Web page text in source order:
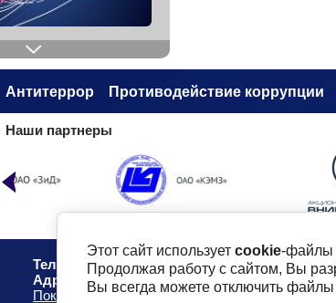
Антитеррор Противодействие коррупции
Наши партнеры
Телефон:8 (49232) 6-96-00
Адрес
: г. Ковров, ул. Маяковского, 19
Показать на карте
Этот сайт использует cookie-файлы
Продолжая работу с сайтом, Вы
Вы всегда можете отключить